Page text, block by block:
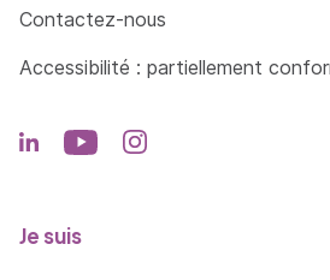
Contactez-nous
Accessibilité : partiellement
Je suis